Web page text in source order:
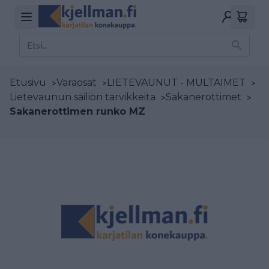
Etusivu >Varaosat >LIETEVAUNUT - MULTAIMET >
Lietevaunun säiliön tarvikkeita >Sakanerottimet >
Sakanerottimen runko MZ